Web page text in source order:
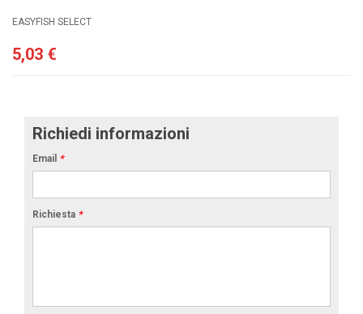
EASYFISH SELECT
5,03 €
Richiedi informazioni
Email *
Richiesta *